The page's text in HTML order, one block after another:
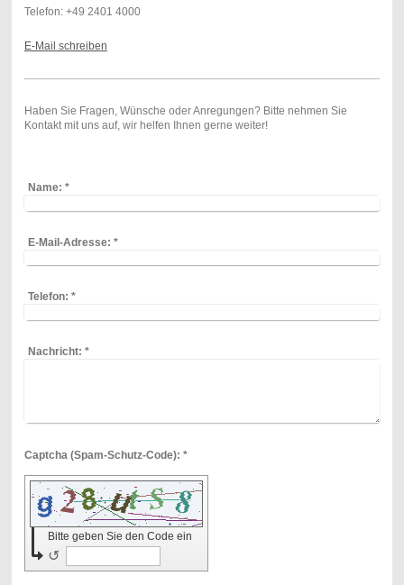
Telefon: +49 2401 4000
E-Mail schreiben
Haben Sie Fragen, Wünsche oder Anregungen? Bitte nehmen Sie
Kontakt mit uns auf, wir helfen Ihnen gerne weiter!
Name: *
E-Mail-Adresse: *
Telefon: *
Nachricht: *
Captcha (Spam-Schutz-Code): *
Bitte geben Sie den Code ein
↺